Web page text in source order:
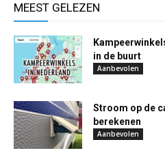
MEEST GELEZEN
in de buurt
Aanbevolen
Stroom op de
berekenen
Aanbevolen